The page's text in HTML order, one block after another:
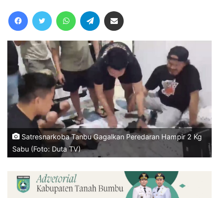
FacebookTwitter WhatsAppTelegram
Satresnarkoba Tanbu Gagalkan Peredaran Hampir 2 Kg
Sabu (Foto: Duta TV)